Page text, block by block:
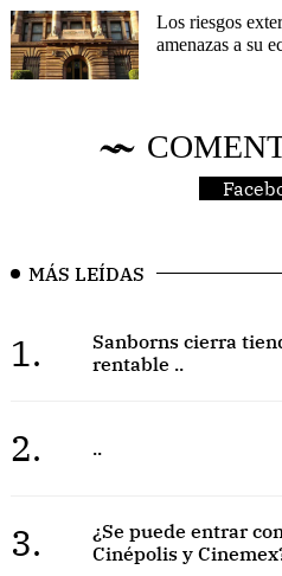
Los riesgos
amenazas a su
MÁS LEÍDAS
1.
Sanborns cierra
rentable ..
2. ..
3.
¿Se puede entrar
Cinépolis y